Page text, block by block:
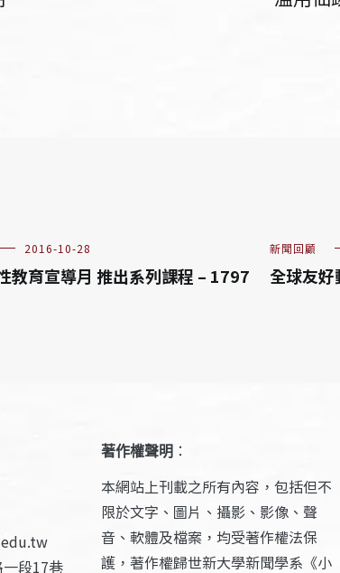
2016-10-28
教育宣導月 推出系列課程 – 1797
新聞回顧
全球友
段17巷
著作權聲明 ：
本網站上刊載之所有內容，包括但不
限於文字、圖片、攝影、影像、聲
音、軟體及檔案，均受著作權法保
護，著作權歸世新大學新聞學系《小